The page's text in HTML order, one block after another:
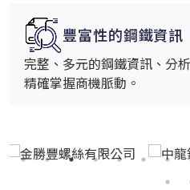
豐富性的鋼鐵資訊
完整、多元的鋼鐵資訊、分
精確掌握商機脈動。